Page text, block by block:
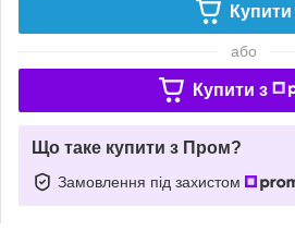
Купити
або
Купити з
Що таке купити з Пром?
Замовлення під захистом